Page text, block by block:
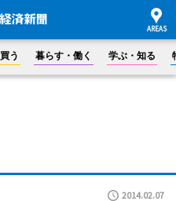
買う 暮らす・働く 学ぶ・知る
2014.02.07